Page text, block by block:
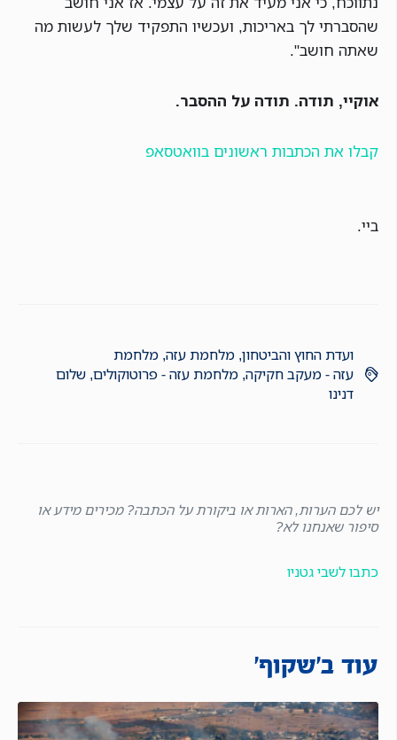
שהסברתי לך באריכות, ועכשיו התפקיד שלך לעשות מה
שאתה חושב".
אוקיי, תודה. תודה על ההסבר.
קבלו את הכתבות ראשונים בוואטסאפ
ביי.
ועדת החוץ והביטחון, מלחמת עזה, מלחמת
עזה - מעקב חקיקה, מלחמת עזה - פרוטוקולים, שלום
דנינו
יש לכם הערות, הארות או ביקורת על הכתבה? מכירים מידע או
סיפור שאנחנו לא?
כתבו לשבי גטניו
עוד ב'שקוף'